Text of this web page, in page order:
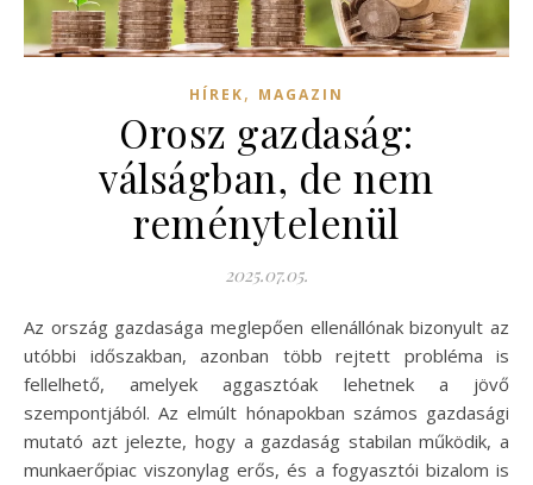
HÍREK, MAGAZIN
Orosz gazdaság:
válságban, de nem
reménytelenül
2025.07.05.
Az ország gazdasága meglepően ellenállónak bizonyult az
utóbbi időszakban, azonban több rejtett probléma is
fellelhető, amelyek aggasztóak lehetnek a jövő
szempontjából. Az elmúlt hónapokban számos gazdasági
mutató azt jelezte, hogy a gazdaság stabilan működik, a
munkaerőpiac viszonylag erős, és a fogyasztói bizalom is